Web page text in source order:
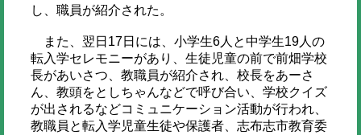
し、職員が紹介された。
また、翌日17日には、小学生6人と中学生19人の
転入学セレモニーがあり、生徒児童の前で前畑学校
長があいさつ、教職員が紹介され、校長をあーさ
ん、教頭をとしちゃんなどで呼び合い、学校クイズ
が出されるなどコミュニケーション活動が行われ、
教職員と転入学児童生徒や保護者、志布志市教育委